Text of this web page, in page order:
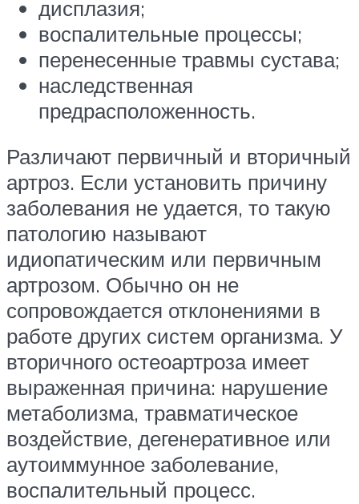
дисплазия;
воспалительные процессы;
перенесенные травмы сустава;
наследственная
предрасположенность.
Различают первичный и вторичный
артроз. Если установить причину
заболевания не удается, то такую
патологию называют
идиопатическим или первичным
артрозом. Обычно он не
сопровождается отклонениями в
работе других систем организма. У
вторичного остеоартроза имеет
выраженная причина: нарушение
метаболизма, травматическое
воздействие, дегенеративное или
аутоиммунное заболевание,
воспалительный процесс.